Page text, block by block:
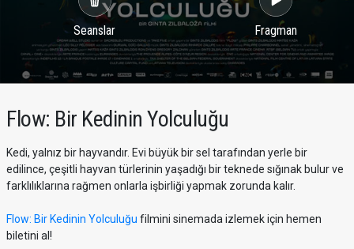
Seanslar Fragman
Flow: Bir Kedinin Yolculuğu
Kedi, yalnız bir hayvandır. Evi büyük bir sel tarafından yerle bir
edilince, çeşitli hayvan türlerinin yaşadığı bir teknede sığınak bulur ve
farklılıklarına rağmen onlarla işbirliği yapmak zorunda kalır.
Flow: Bir Kedinin Yolculuğu filmini sinemada izlemek için hemen
biletini al!